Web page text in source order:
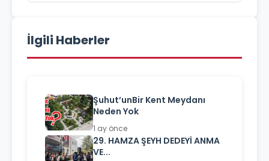
İlgili Haberler
Şuhut’unBir Kent Meydanı
Neden Yok
1 ay önce
29. HAMZA ŞEYH DEDEYİ ANMA
VE...